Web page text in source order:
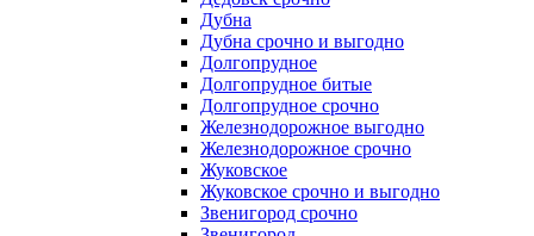
Дубна
Дубна срочно и выгодно
Долгопрудное
Долгопрудное битые
Долгопрудное срочно
Железнодорожное выгодно
Железнодорожное срочно
Жуковское
Жуковское срочно и выгодно
Звенигород срочно